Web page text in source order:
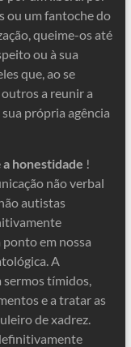
ou um fantoche do
queime-os até
ou à sua
que, ao se
outros a reunir a
própria agência
a honestidade !
não verbal
autistas
em nossa
A
sermos tímidos,
e a tratar as
de xadrez.